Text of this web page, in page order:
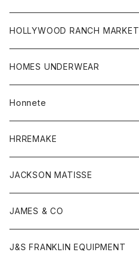
シャツ
カーディガン
ボトム
グッズ
帽子
ストール
HOLLYWOOD RANCH MARKET
アウター
カーディガン
コート
アクセサリー
ウォレット
ストール
キッズ
Tシャツ
グッズ
アンダーウェア
靴
トップス
カーディガン
ボトム
HOMES UNDERWEAR
アウター
カーディガン
コート
キッズ
Tシャツ
ロンパース
グッズ
靴
ストール
トップス
カットソー
ボトム
Honnete
ブラウス
ワンピース
HRREMAKE
バック
キッズ
トレーナー
トップス
JACKSON MATISSE
Tシャツ
帽子
JAMES & CO
ボトム
J&S FRANKLIN EQUIPMENT